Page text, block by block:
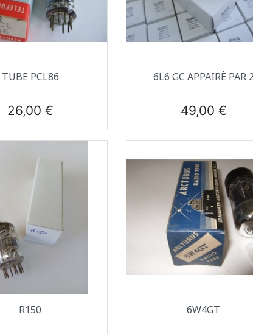
Aperçu rapide
TUBE PCL86
Prix
26,00 €
Aperçu rapide
6L6 GC APPAIRÈ PAR
Prix
49,00 €
Aperçu rapide
R150 Aperçu rapide
6W4GT